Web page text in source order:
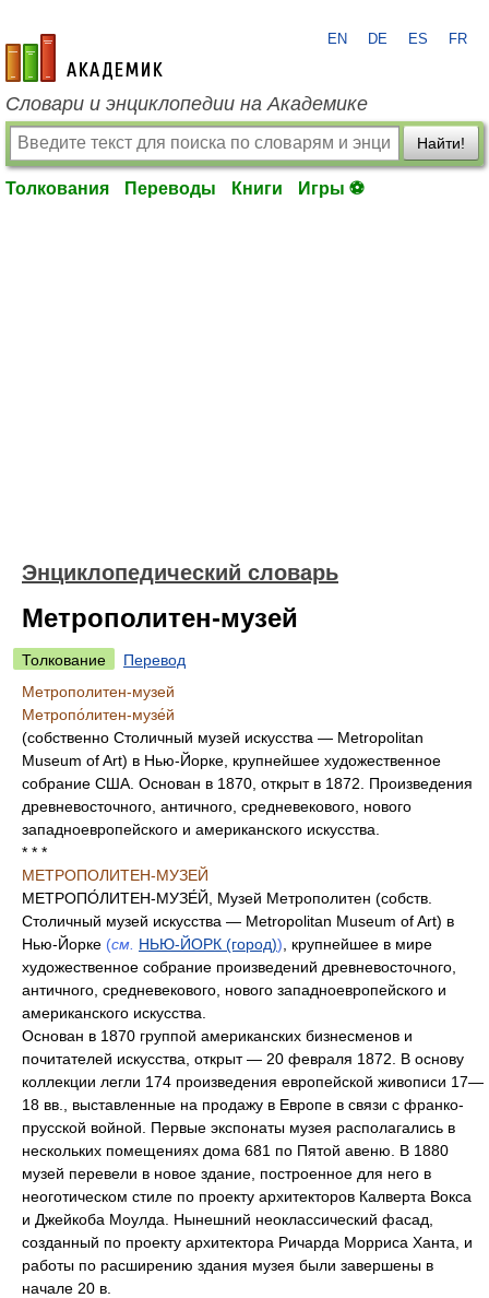
academic.ru
EN DE ES FR
Словари и энциклопедии на Академике
Найти!
Толкования Переводы Книги Игры ⚽
Энциклопедический словарь
Метрополитен-музей
Толкование
Перевод
Метрополитен-музей
Метропо́литен-музе́й
(собственно Столичный музей искусства — Metropolitan
Museum of Art) в Нью-Йорке, крупнейшее художественное
собрание США. Основан в 1870, открыт в 1872. Произведения
древневосточного, античного, средневекового, нового
западноевропейского и американского искусства.
* * *
МЕТРОПОЛИТЕН-МУЗЕЙ
МЕТРОПО́ЛИТЕН-МУЗЕ́Й, Музей Метрополитен (собств.
Столичный музей искусства — Metropolitan Museum of Art) в
Нью-Йорке (см. НЬЮ-ЙОРК (город)) , крупнейшее в мире
художественное собрание произведений древневосточного,
античного, средневекового, нового западноевропейского и
американского искусства.
Основан в 1870 группой американских бизнесменов и
почитателей искусства, открыт — 20 февраля 1872. В основу
коллекции легли 174 произведения европейской живописи 17—
18 вв., выставленные на продажу в Европе в связи с франко-
прусской войной. Первые экспонаты музея располагались в
нескольких помещениях дома 681 по Пятой авеню. В 1880
музей перевели в новое здание, построенное для него в
неоготическом стиле по проекту архитекторов Калверта Вокса
и Джейкоба Моулда. Нынешний неоклассический фасад,
созданный по проекту архитектора Ричарда Морриса Ханта, и
работы по расширению здания музея были завершены в
начале 20 в.